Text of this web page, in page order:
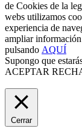
de Cookies de la
webs utilizamos
experiencia de
ampliar
pulsando AQUÍ
Supongo que
ACEPTAR
Cerrar